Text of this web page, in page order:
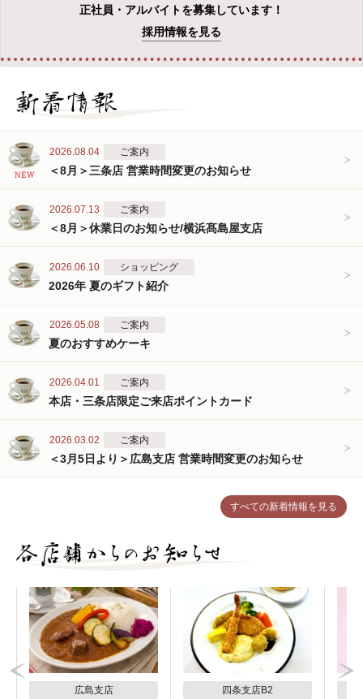
正社員・アルバイトを募集しています！
採用情報を見る
すべての新着情報を見る
2026.08.04 ご案内
＜8月＞三条店 営業時間変更のお知らせ
2026.07.13 ご案内
＜8月＞休業日のお知らせ/横浜髙島屋支店
2026.06.10 ショッピング
2026年 夏のギフト紹介
2026.05.08 ご案内
夏のおすすめケーキ
2026.04.01 ご案内
本店・三条店限定ご来店ポイントカード
2026.03.02 ご案内
＜3月5日より＞広島支店 営業時間変更のお知らせ
広島支店
四条支店B2